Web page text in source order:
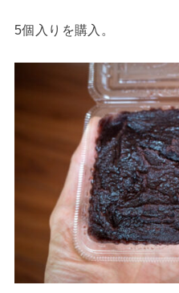
5個入りを購入。